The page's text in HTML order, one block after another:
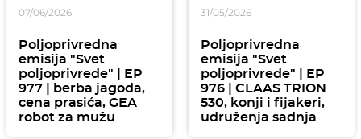
07/06/2026
Poljoprivredna
emisija "Svet
poljoprivrede" | EP
977 | berba jagoda,
cena prasića, GEA
robot za mužu
31/05/2026
Poljoprivredna
emisija "Svet
poljoprivrede" | EP
976 | CLAAS TRION
530, konji i fijakeri,
udruženja sadnja